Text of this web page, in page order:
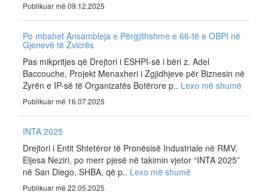
Publikuar më 09.12.2025
Po mbahet Ansambleja e Përgjithshme e 66-të e OBPI në
Gjenevë të Zvicrës
Pas mikpritjes që Drejtori i ESHPI-së i bëri z. Adel
Baccouche, Projekt Menaxheri i Zgjidhjeve për Biznesin në
Zyrën e IP-së të Organizatës Botërore p.. Lexo më shumë
Publikuar më 16.07.2025
INTA 2025
Drejtori i Entit Shtetëror të Pronësisë Industriale në RMV,
Eljesa Neziri, po merr pjesë në takimin vjetor “INTA 2025”
në San Diego, SHBA, që p.. Lexo më shumë
Publikuar më 22.05.2025